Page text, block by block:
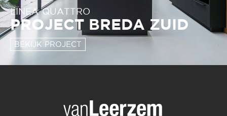
LINEA-QUATTRO
PROJECT BREDA ZUID
BEKIJK PROJECT